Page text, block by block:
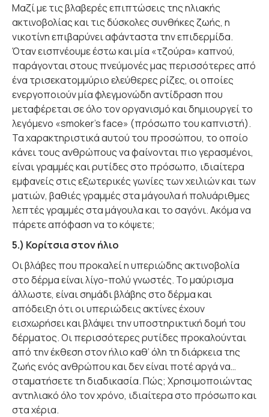
Μαζί με τις βλαβερές επιπτώσεις της ηλιακής
ακτινοβολίας και τις δύσκολες συνθήκες ζωής, η
νικοτίνη επιβαρύνει αφάνταστα την επιδερμίδα.
Όταν εισπνέουμε έστω και μία «τζούρα» καπνού,
παράγονται στους πνεύμονές μας περισσότερες από
ένα τρισεκατομμύριο ελεύθερες ρίζες, οι οποίες
ενεργοποιούν μία φλεγμονώδη αντίδραση που
μεταφέρεται σε όλο τον οργανισμό και δημιουργεί το
λεγόμενο «smoker’s face» (πρόσωπο του καπνιστή).
Τα χαρακτηριστικά αυτού του προσώπου, το οποίο
κάνει τους ανθρώπους να φαίνονται πιο γερασμένοι,
είναι γραμμές και ρυτίδες στο πρόσωπο, ιδιαίτερα
εμφανείς στις εξωτερικές γωνίες των χειλιών και των
ματιών, βαθιές γραμμές στα μάγουλα ή πολυάριθμες
λεπτές γραμμές στα μάγουλα και το σαγόνι. Ακόμα να
πάρετε απόφαση να το κόψετε;
5.) Κορίτσια στον ήλιο
Οι βλάβες που προκαλεί η υπεριώδης ακτινοβολία
στο δέρμα είναι λίγο-πολύ γνωστές. Το μαύρισμα
άλλωστε, είναι σημάδι βλάβης στο δέρμα και
απόδειξη ότι οι υπεριώδεις ακτίνες έχουν
εισχωρήσει και βλάψει την υποστηρικτική δομή του
δέρματος. Οι περισσότερες ρυτίδες προκαλούνται
από την έκθεση στον ήλιο καθ’ όλη τη διάρκεια της
ζωής ενός ανθρώπου και δεν είναι ποτέ αργά να…
σταματήσετε τη διαδικασία. Πώς; Χρησιμοποιώντας
αντηλιακό όλο τον χρόνο, ιδιαίτερα στο πρόσωπο και
στα χέρια.